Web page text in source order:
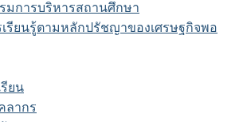
มการบริหารสถานศึกษา
รียนรู้ตามหลักปรัชญาของเศรษฐกิจพอ
ยน
ลากร